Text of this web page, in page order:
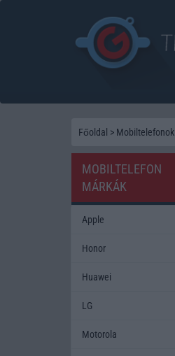
Főoldal > Mobiltelefonok
MOBILTELEFON
MÁRKÁK
Apple
Honor
Huawei
LG
Motorola